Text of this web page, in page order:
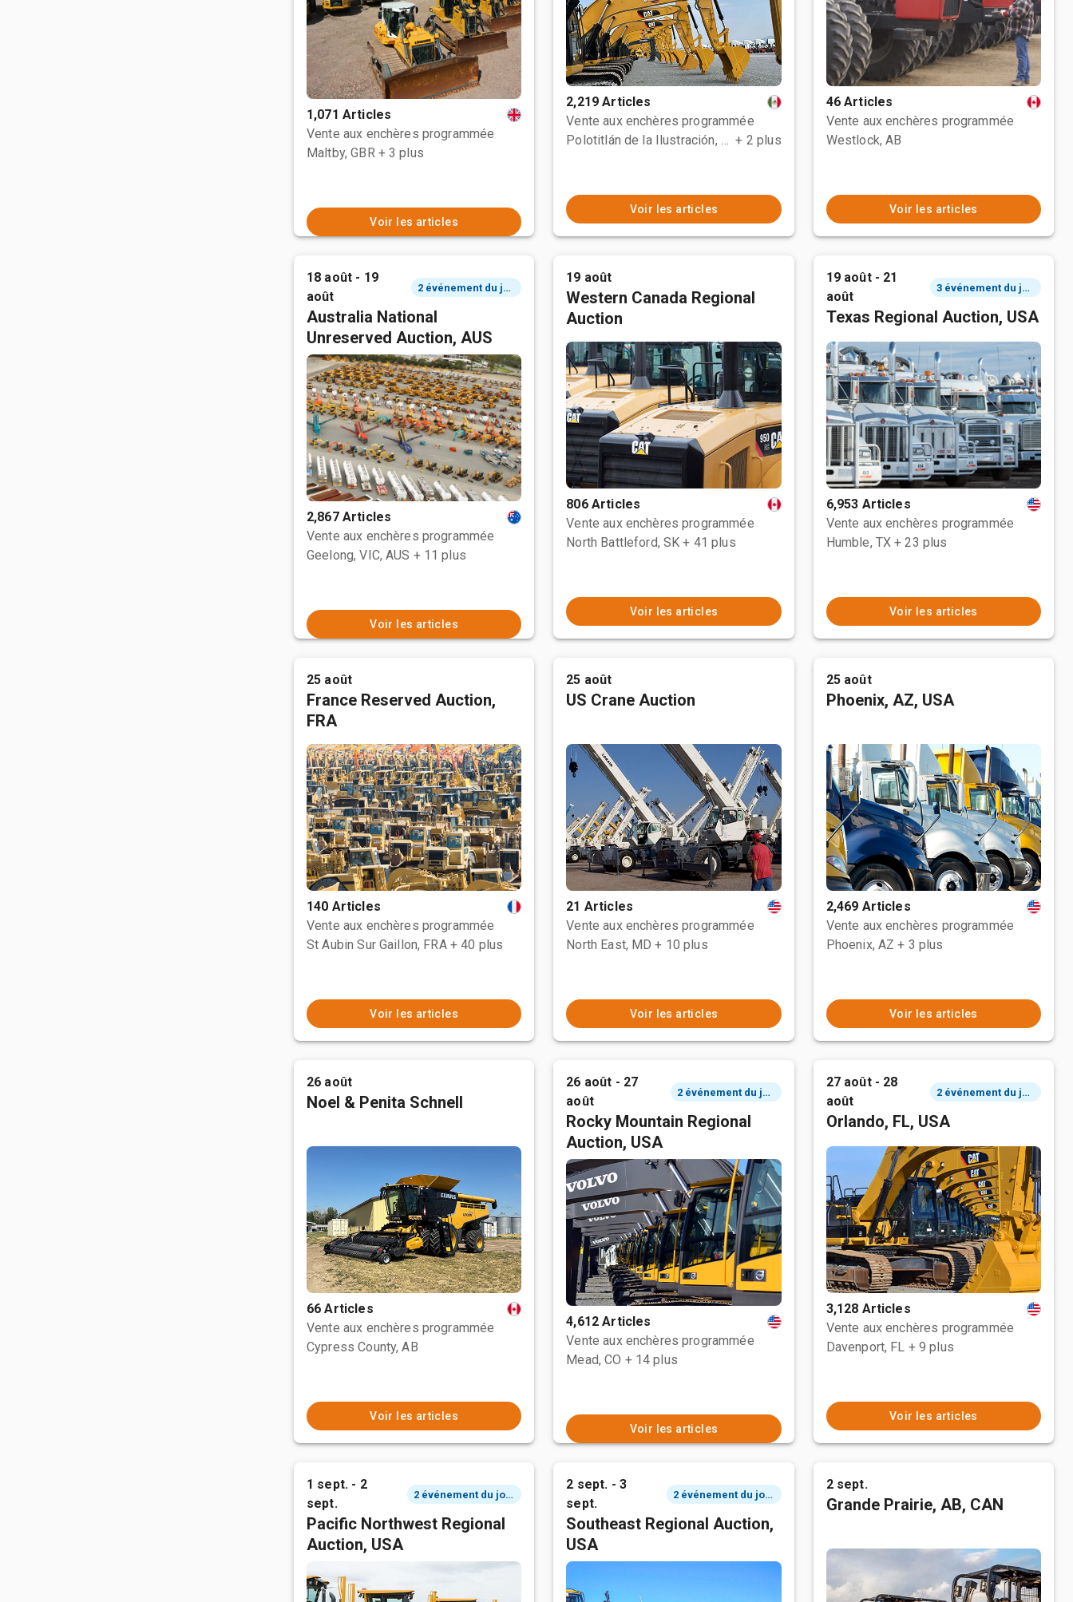
1,071 Articles
Vente aux enchères programmée
Maltby, GBR + 3 plus
Voir les articles
2,219 Articles
Vente aux enchères programmée
Polotitlán de la Ilustración, MEX + 2 plus
Voir les articles
46 Articles
Vente aux enchères programmée
Westlock, AB
Voir les articles
18 août - 19
août
2 événement du jour
Australia National
Unreserved Auction, AUS
2,867 Articles
Vente aux enchères programmée
Geelong, VIC, AUS + 11 plus
Voir les articles
19 août
Western Canada Regional
Auction
806 Articles
Vente aux enchères programmée
North Battleford, SK + 41 plus
Voir les articles
19 août - 21
août
3 événement du jour
Texas Regional Auction, USA
6,953 Articles
Vente aux enchères programmée
Humble, TX + 23 plus
Voir les articles
25 août
France Reserved Auction,
FRA
140 Articles
Vente aux enchères programmée
St Aubin Sur Gaillon, FRA + 40 plus
Voir les articles
25 août
US Crane Auction
21 Articles
Vente aux enchères programmée
North East, MD + 10 plus
Voir les articles
25 août
Phoenix, AZ, USA
2,469 Articles
Vente aux enchères programmée
Phoenix, AZ + 3 plus
Voir les articles
26 août
Noel & Penita Schnell
66 Articles
Vente aux enchères programmée
Cypress County, AB
Voir les articles
26 août - 27
août
2 événement du jour
Rocky Mountain Regional
Auction, USA
4,612 Articles
Vente aux enchères programmée
Mead, CO + 14 plus
Voir les articles
27 août - 28
août
2 événement du jour
Orlando, FL, USA
3,128 Articles
Vente aux enchères programmée
Davenport, FL + 9 plus
Voir les articles
1 sept. - 2
sept.
2 événement du jour
Pacific Northwest Regional
Auction, USA
2 sept. - 3
sept.
2 événement du jour
Southeast Regional Auction,
USA
2 sept.
Grande Prairie, AB, CAN